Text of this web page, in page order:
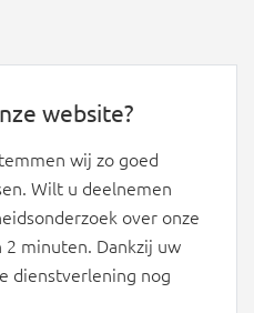
website?
wij zo goed
Wilt u deelnemen
over onze
minuten. Dankzij uw
dienstverlening nog